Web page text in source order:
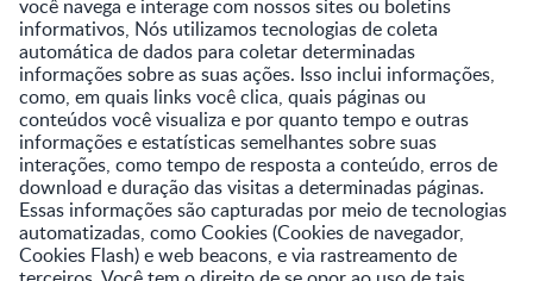
você navega e interage com nossos sites ou boletins
informativos, Nós utilizamos tecnologias de coleta
automática de dados para coletar determinadas
informações sobre as suas ações. Isso inclui informações,
como, em quais links você clica, quais páginas ou
conteúdos você visualiza e por quanto tempo e outras
informações e estatísticas semelhantes sobre suas
interações, como tempo de resposta a conteúdo, erros de
download e duração das visitas a determinadas páginas.
Essas informações são capturadas por meio de tecnologias
automatizadas, como Cookies (Cookies de navegador,
Cookies Flash) e web beacons, e via rastreamento de